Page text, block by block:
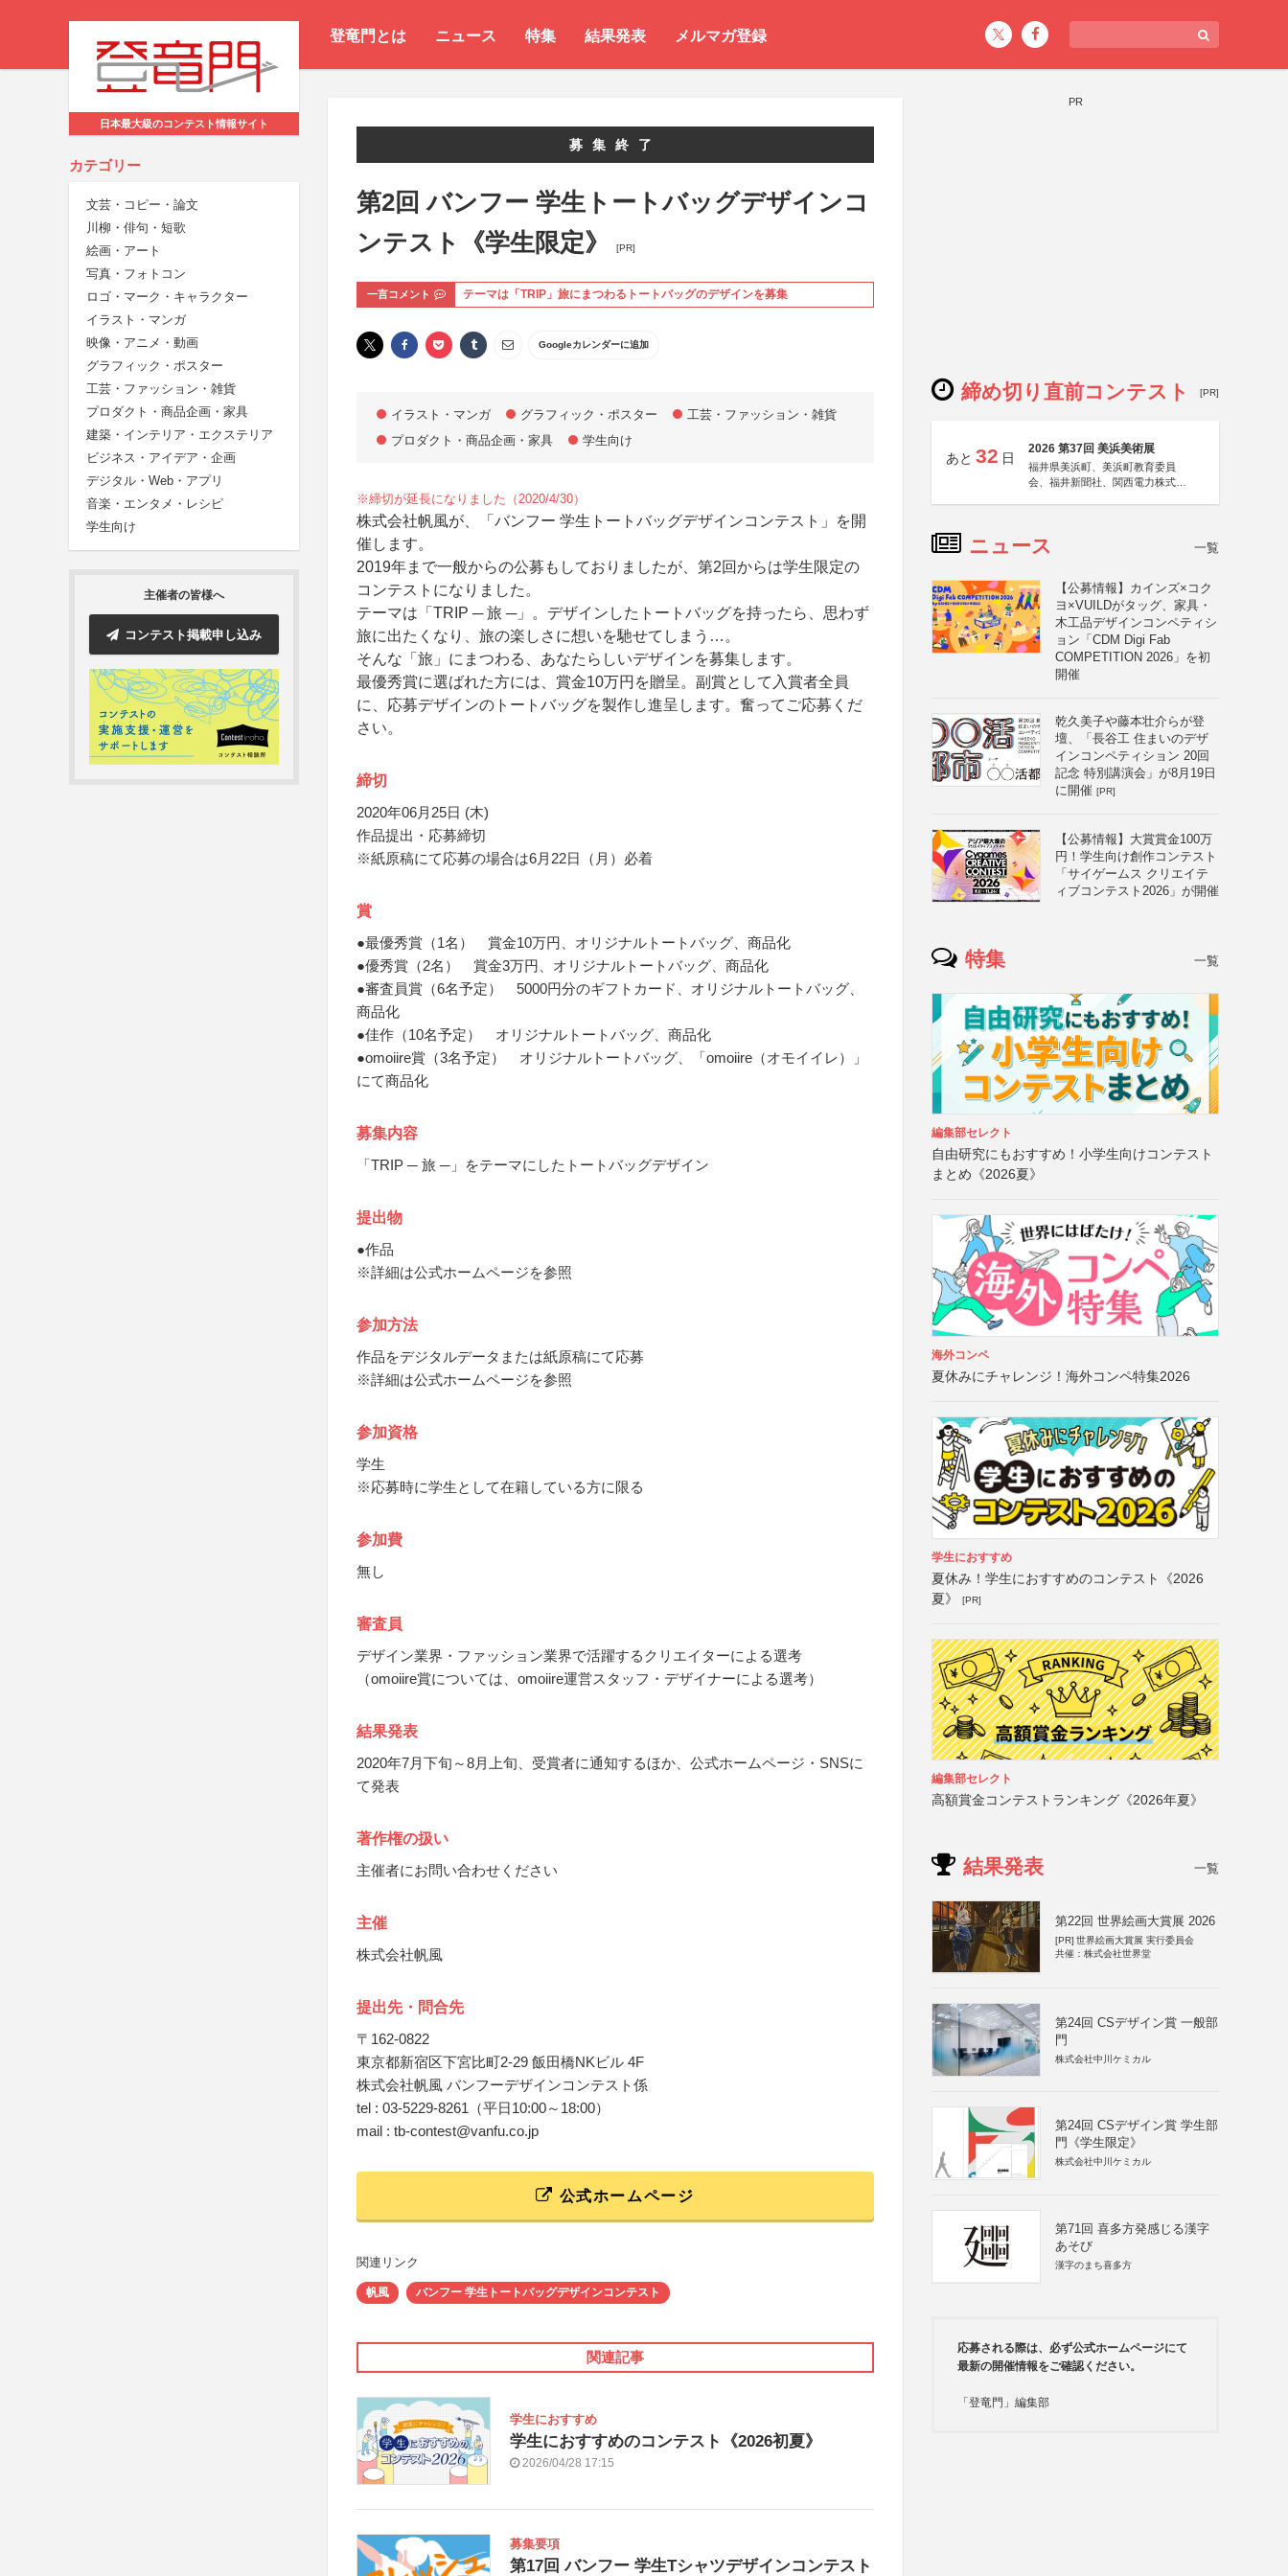
登竜門とは ニュース 特集 結果発表 メルマガ登録
日本最大級のコンテスト情報サイト
カテゴリー
文芸・コピー・論文
川柳・俳句・短歌
絵画・アート
写真・フォトコン
ロゴ・マーク・キャラクター
イラスト・マンガ
映像・アニメ・動画
グラフィック・ポスター
工芸・ファッション・雑貨
プロダクト・商品企画・家具
建築・インテリア・エクステリア
ビジネス・アイデア・企画
デジタル・Web・アプリ
音楽・エンタメ・レシピ
学生向け
主催者の皆様へ
コンテスト掲載申し込み
募集終了
第2回 バンフー 学生トートバッグデザインコ
ンテスト《学生限定》
[PR]
一言コメント テーマは「TRIP」旅にまつわるトートバッグのデザインを募集
Googleカレンダーに追加
イラスト・マンガ グラフィック・ポスター
工芸・ファッション・雑貨
プロダクト・商品企画・家具
学生向け
※締切が延長になりました（2020/4/30）
株式会社帆風が、「バンフー 学生トートバッグデザインコンテスト」を開
催します。
2019年まで一般からの公募もしておりましたが、第2回からは学生限定の
コンテストになりました。
テーマは「TRIP ─ 旅 ─」。デザインしたトートバッグを持ったら、思わず
旅に出たくなり、旅の楽しさに想いを馳せてしまう…。
そんな「旅」にまつわる、あなたらしいデザインを募集します。
最優秀賞に選ばれた方には、賞金10万円を贈呈。副賞として入賞者全員
に、応募デザインのトートバッグを製作し進呈します。奮ってご応募くだ
さい。
締切
2020年06月25日 (木)
作品提出・応募締切
※紙原稿にて応募の場合は6月22日（月）必着
賞
●最優秀賞（1名） 賞金10万円、オリジナルトートバッグ、商品化
●優秀賞（2名） 賞金3万円、オリジナルトートバッグ、商品化
●審査員賞（6名予定） 5000円分のギフトカード、オリジナルトートバッグ、
商品化
●佳作（10名予定） オリジナルトートバッグ、商品化
●omoiire賞（3名予定） オリジナルトートバッグ、「omoiire（オモイイレ）」
にて商品化
募集内容
「TRIP ─ 旅 ─」をテーマにしたトートバッグデザイン
提出物
●作品
※詳細は公式ホームページを参照
参加方法
作品をデジタルデータまたは紙原稿にて応募
※詳細は公式ホームページを参照
参加資格
学生
※応募時に学生として在籍している方に限る
参加費
無し
審査員
デザイン業界・ファッション業界で活躍するクリエイターによる選考
（omoiire賞については、omoiire運営スタッフ・デザイナーによる選考）
結果発表
2020年7月下旬～8月上旬、受賞者に通知するほか、公式ホームページ・SNSに
て発表
著作権の扱い
主催者にお問い合わせください
主催
株式会社帆風
提出先・問合先
〒162-0822
東京都新宿区下宮比町2-29 飯田橋NKビル 4F
株式会社帆風 バンフーデザインコンテスト係
tel : 03-5229-8261（平日10:00～18:00）
mail : tb-contest@vanfu.co.jp
公式ホームページ
関連リンク
帆風 バンフー 学生トートバッグデザインコンテスト
関連記事
学生におすすめ
学生におすすめのコンテスト《2026初夏》
2026/04/28 17:15
募集要項
第17回 バンフー 学生Tシャツデザインコンテスト
PR
締め切り直前コンテスト [PR]
あと 32 日
2026 第37回 美浜美術展
福井県美浜町、美浜町教育委員
会、福井新聞社、関西電力株式会
ニュース 一覧
【公募情報】カインズ×コク
ヨ×VUILDがタッグ、家具・
木工品デザインコンペティシ
ョン「CDM Digi Fab
COMPETITION 2026」を初
開催
乾久美子や藤本壮介らが登
壇、「長谷工 住まいのデザ
インコンペティション 20回
記念 特別講演会」が8月19日
に開催 [PR]
【公募情報】大賞賞金100万
円！学生向け創作コンテスト
「サイゲームス クリエイテ
ィブコンテスト2026」が開催
特集 一覧
編集部セレクト
自由研究にもおすすめ！小学生向けコンテスト
まとめ《2026夏》
海外コンペ
夏休みにチャレンジ！海外コンペ特集2026
学生におすすめ
夏休み！学生におすすめのコンテスト《2026
夏》
[PR]
編集部セレクト
高額賞金コンテストランキング《2026年夏》
結果発表 一覧
第22回 世界絵画大賞展 2026
[PR] 世界絵画大賞展 実行委員会
共催：株式会社世界堂
第24回 CSデザイン賞 一般部
門
株式会社中川ケミカル
第24回 CSデザイン賞 学生部
門《学生限定》
株式会社中川ケミカル
第71回 喜多方発感じる漢字
あそび
漢字のまち喜多方
応募される際は、必ず公式ホームページにて
最新の開催情報をご確認ください。
「登竜門」編集部